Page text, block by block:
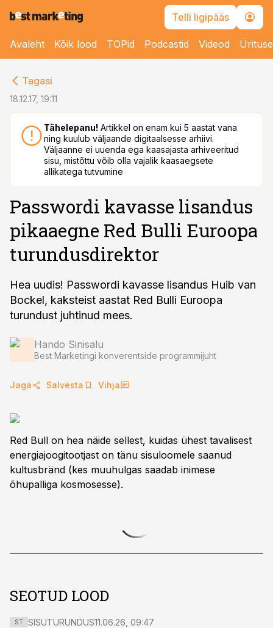
Telli ligipääs
Avaleht Kõik lood TOPid Podcastid Videod
Tagasi
18.12.17, 19:11
Tähelepanu! Artikkel on enam kui 5 aastat vana
ning kuulub väljaande digitaalsesse arhiivi.
Väljaanne ei uuenda ega kaasajasta arhiveeritud
sisu, mistõttu võib olla vajalik kaasaegsete
allikatega tutvumine
Passwordi kavasse lisandus
pikaaegne Red Bulli Euroopa
turundusdirektor
Hea uudis! Passwordi kavasse lisandus Huib van
Bockel, kaksteist aastat Red Bulli Euroopa
turundust juhtinud mees.
Hando Sinisalu
Best Marketingi konverentside programmijuht
Jaga Salvesta Vihja
Red Bull on hea näide sellest, kuidas ühest tavalisest
energiajoogitootjast on tänu sisuloomele saanud
kultusbränd (kes muuhulgas saadab inimese
õhupalliga kosmosesse).
SEOTUD LOOD
ST SISUTURUNDUS11.06.26, 09:47